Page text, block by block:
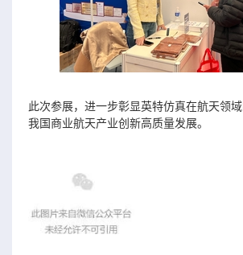
此次参展，进一步彰显英特仿真在航天领
我国商业航天产业创新高质量发展。